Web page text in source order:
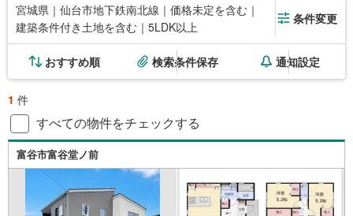
宮城県｜仙台市地下鉄南北線｜価格未定を含む｜
建築条件付き土地を含む｜5LDK以上
条件変更
おすすめ順 検索条件保存 通知設定
1 件
すべての物件をチェックする
富谷市富谷堂ノ前